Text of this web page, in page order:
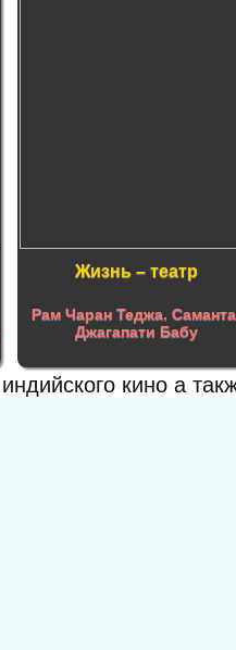
Жизнь – театр
Рам Чаран Теджа,Саманта
Джагапати Бабу
кино а